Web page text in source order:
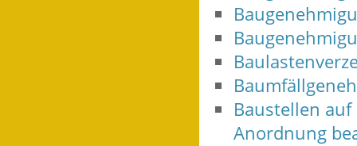
Baustellen
Anordnung